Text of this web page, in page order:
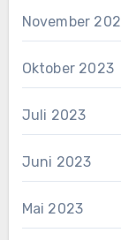
November
Oktober 2023
Juli 2023
Juni 2023
Mai 2023